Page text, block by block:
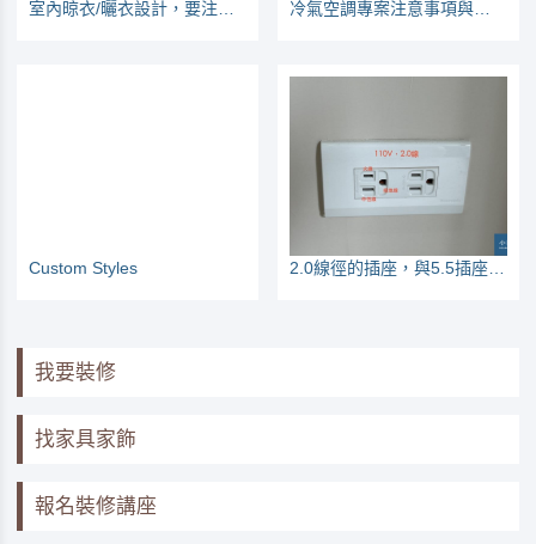
Custom Styles
我要裝修
找家具家飾
報名裝修講座